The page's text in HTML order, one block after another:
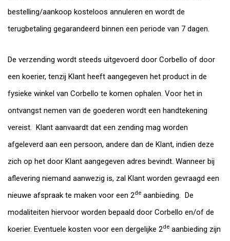
bestelling/aankoop kosteloos annuleren en wordt de
terugbetaling gegarandeerd binnen een periode van 7 dagen.
De verzending wordt steeds uitgevoerd door Corbello of door
een koerier, tenzij Klant heeft aangegeven het product in de
fysieke winkel van Corbello te komen ophalen. Voor het in
ontvangst nemen van de goederen wordt een handtekening
vereist. Klant aanvaardt dat een zending mag worden
afgeleverd aan een persoon, andere dan de Klant, indien deze
zich op het door Klant aangegeven adres bevindt. Wanneer bij
aflevering niemand aanwezig is, zal Klant worden gevraagd een
nieuwe afspraak te maken voor een 2de aanbieding. De
modaliteiten hiervoor worden bepaald door Corbello en/of de
koerier. Eventuele kosten voor een dergelijke 2de aanbieding zijn